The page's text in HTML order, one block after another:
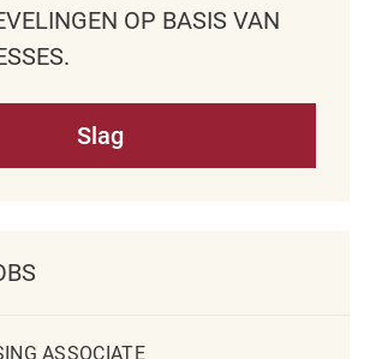
OP BASIS VAN
Slag
ASSOCIATE